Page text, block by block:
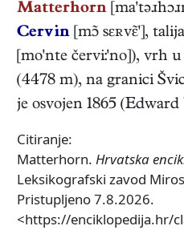
Matterhorn
Cervin [m sεʀv'],
[mo'nte červi:'no]), vrh
(4478 m), na granici
je osvojen 1865
Citiranje:
Matterhorn. Hrvatska
Leksikografski zavod
Pristupljeno 7.8.2026.
<https://enciklopedija.hr/